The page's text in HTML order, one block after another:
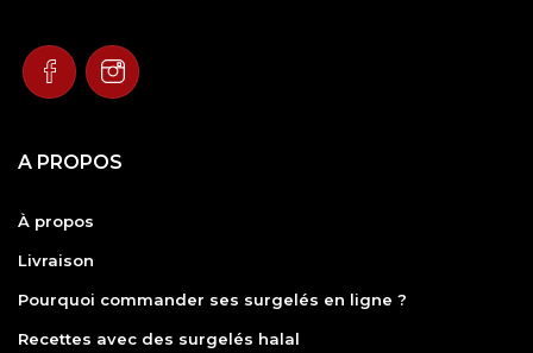
A PROPOS
À propos
Livraison
Pourquoi commander ses surgelés en ligne ?
Recettes avec des surgelés halal